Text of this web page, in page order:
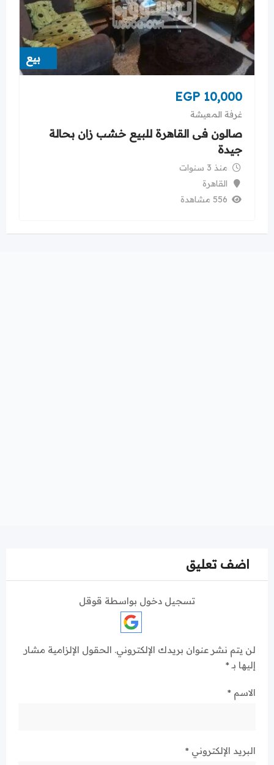
بيع
EGP 10,000
غرفة المعيشة
صالون فى القاهرة للبيع خشب زان بحالة
جيدة
منذ 3 سنوات
القاهرة
556 مشاهدة
اضف تعليق
تسجيل دخول بواسطة قوقل
لن يتم نشر عنوان بريدك الإلكتروني. الحقول الإلزامية مشار
إليها بـ*
الاسم *
البريد الإلكتروني *